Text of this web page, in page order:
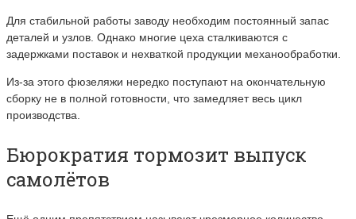
Для стабильной работы заводу необходим постоянный запас
деталей и узлов. Однако многие цеха сталкиваются с
задержками поставок и нехваткой продукции механообработки.
Из-за этого фюзеляжи нередко поступают на окончательную
сборку не в полной готовности, что замедляет весь цикл
производства.
Бюрократия тормозит выпуск
самолётов